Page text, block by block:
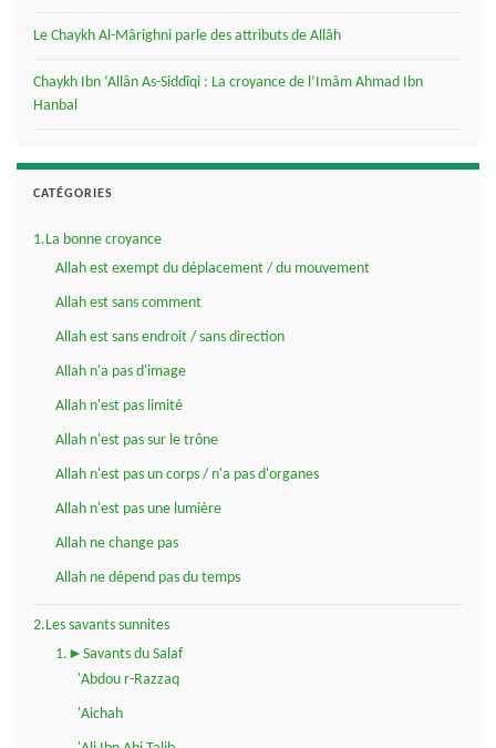
Le Chaykh Al-Mârighni parle des attributs de Allâh
Chaykh Ibn ‘Allân As-Siddîqi : La croyance de l’Imâm Ahmad Ibn
Hanbal
CATÉGORIES
1.La bonne croyance
Allah est exempt du déplacement / du mouvement
Allah est sans comment
Allah est sans endroit / sans direction
Allah n'a pas d'image
Allah n'est pas limité
Allah n'est pas sur le trône
Allah n'est pas un corps / n'a pas d'organes
Allah n'est pas une lumière
Allah ne change pas
Allah ne dépend pas du temps
2.Les savants sunnites
1.►Savants du Salaf
'Abdou r-Razzaq
'Aichah